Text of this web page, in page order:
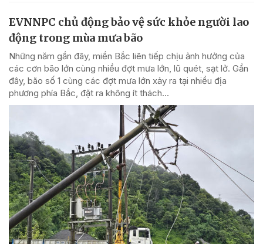
EVNNPC chủ động bảo vệ sức khỏe người lao
động trong mùa mưa bão
Những năm gần đây, miền Bắc liên tiếp chịu ảnh hưởng của
các cơn bão lớn cùng nhiều đợt mưa lớn, lũ quét, sạt lở. Gần
đây, bão số 1 cùng các đợt mưa lớn xảy ra tại nhiều địa
phương phía Bắc, đặt ra không ít thách...